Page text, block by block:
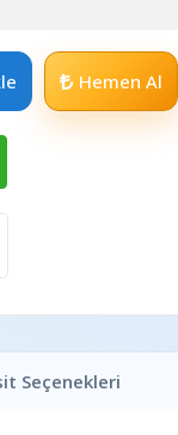
Hemen Al
Seçenekleri